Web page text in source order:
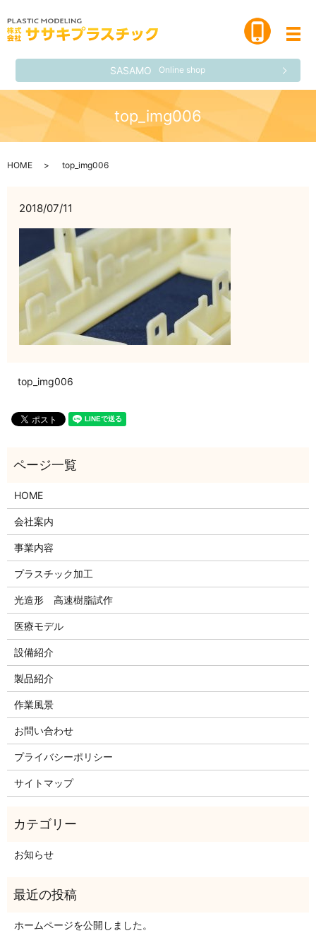
SASAMO Online shop
メ
top_img006
HOME top_img006
2018/07/11
top_img006
HOME
会社案内
事業内容
プラスチック加工
光造形 高速樹脂試作
医療モデル
設備紹介
製品紹介
作業風景
お問い合わせ
プライバシーポリシー
サイトマップ
お知らせ
ホームページを公開しました。